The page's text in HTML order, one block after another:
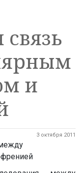
связь
и
3 октября 2011